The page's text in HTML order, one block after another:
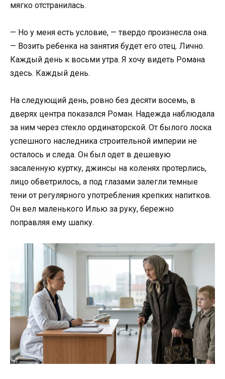
мягко отстранилась.
— Но у меня есть условие, — твердо произнесла она.
— Возить ребенка на занятия будет его отец. Лично.
Каждый день к восьми утра. Я хочу видеть Романа
здесь. Каждый день.
На следующий день, ровно без десяти восемь, в
дверях центра показался Роман. Надежда наблюдала
за ним через стекло ординаторской. От былого лоска
успешного наследника строительной империи не
осталось и следа. Он был одет в дешевую
засаленную куртку, джинсы на коленях протерлись,
лицо обветрилось, а под глазами залегли темные
тени от регулярного употребления крепких напитков.
Он вел маленького Илью за руку, бережно
поправляя ему шапку.